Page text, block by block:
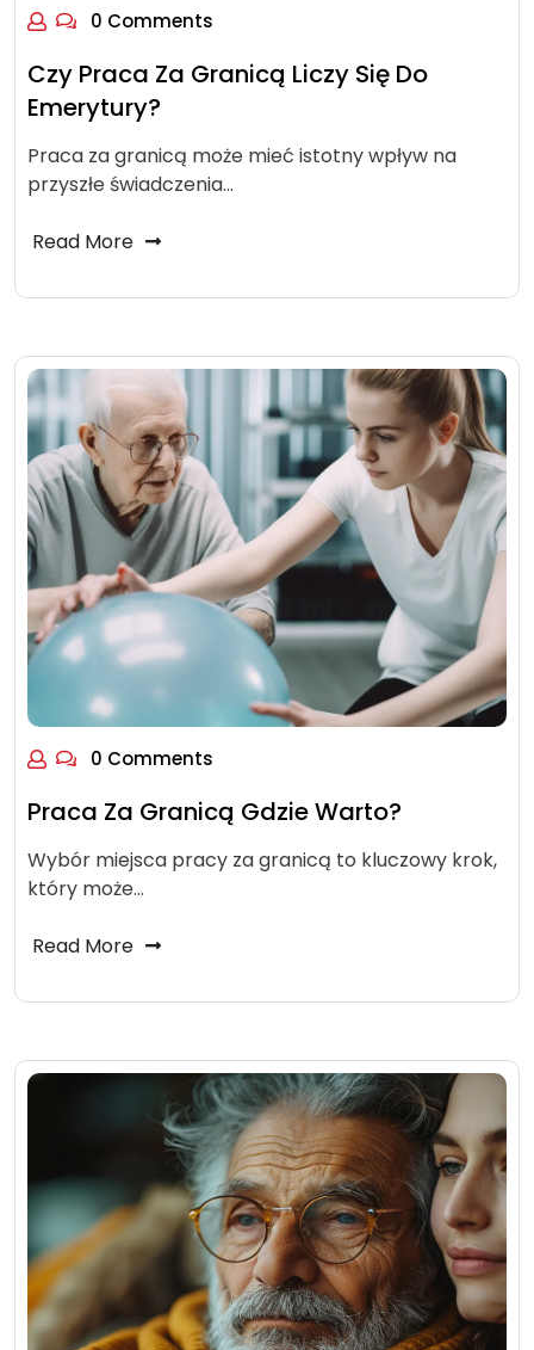
0 Comments
Czy Praca Za Granicą Liczy Się Do
Emerytury?
Praca za granicą może mieć istotny wpływ na
przyszłe świadczenia…
Read More
0 Comments
Praca Za Granicą Gdzie Warto?
Wybór miejsca pracy za granicą to kluczowy krok,
który może…
Read More